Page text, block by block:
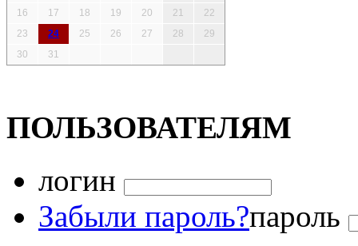
16 17 18 19 20 21
22
23
24 25 26 27 28
29
30
31
ПОЛЬЗОВАТЕЛЯМ
логин
Забыли пароль?пароль